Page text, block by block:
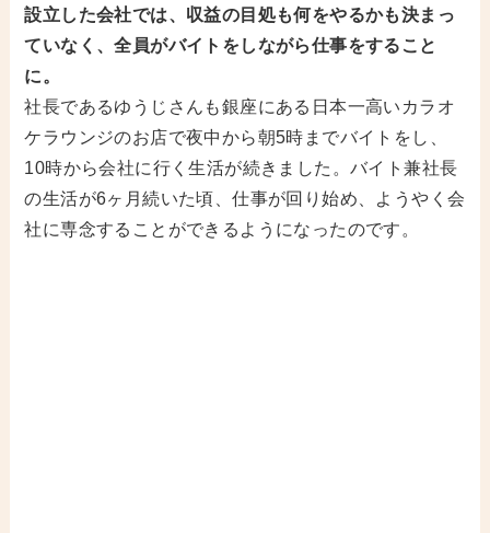
設立した会社では、収益の目処も何をやるかも決まっ
ていなく、全員がバイトをしながら仕事をすること
に。
社長であるゆうじさんも銀座にある日本一高いカラオ
ケラウンジのお店で夜中から朝5時までバイトをし、
10時から会社に行く生活が続きました。バイト兼社長
の生活が6ヶ月続いた頃、仕事が回り始め、ようやく会
社に専念することができるようになったのです。